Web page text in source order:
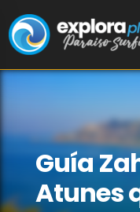
Guía
Atunes